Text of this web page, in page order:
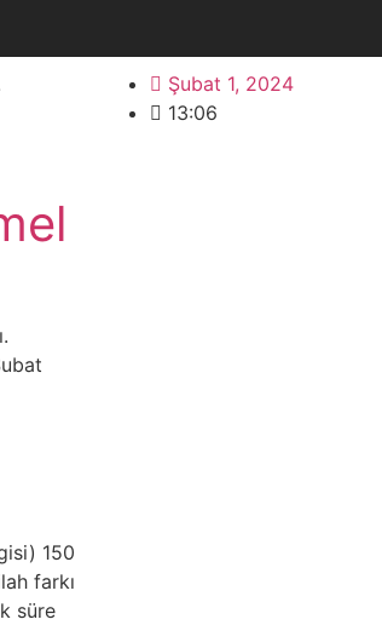
150
farkı
süre
Şubat 1, 2024
13:06